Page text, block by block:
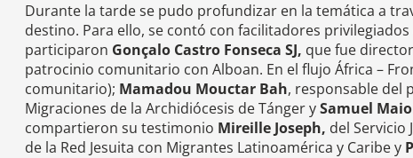
Durante la tarde se pudo profundizar en la temática a
destino. Para ello, se contó con facilitadores
participaron Gonçalo Castro Fonseca SJ, que fue director
patrocinio comunitario con Alboan. En el flujo África –
comunitario); Mamadou Mouctar Bah, responsable del
Migraciones de la Archidiócesis de Tánger ySamuel
compartieron su testimonio Mireille Joseph, del Servicio
de la Red Jesuita con Migrantes Latinoamérica y Caribe y